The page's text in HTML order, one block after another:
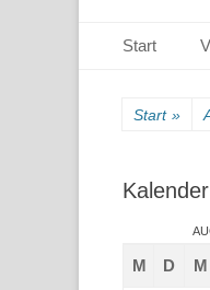
Primäres
Inhalt
Start
Start »
Kalender
M D M